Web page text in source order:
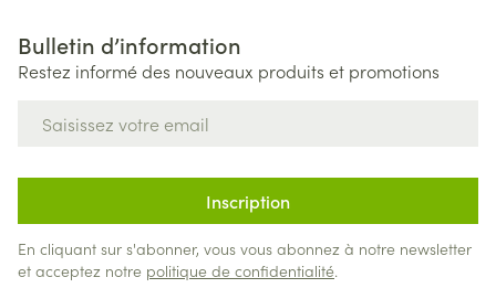
Bulletin d’information
Restez informé des nouveaux produits et promotions
Inscription
En cliquant sur s'abonner, vous vous abonnez à notre newsletter
et acceptez notre politique de confidentialité.